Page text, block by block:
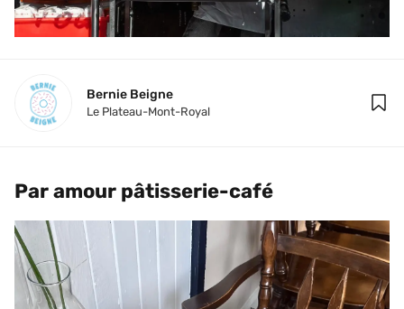
Bernie Beigne
Le Plateau-Mont-Royal
Par amour pâtisserie-café